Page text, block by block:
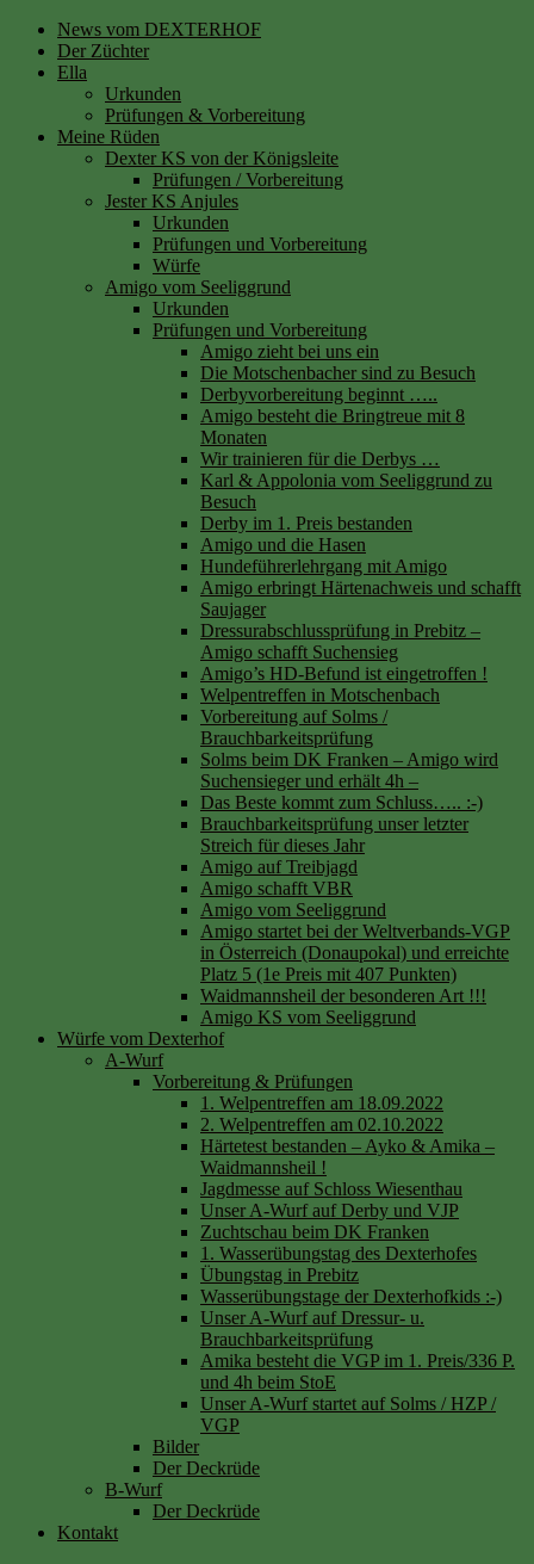
News vom DEXTERHOF
Der Züchter
Ella
Urkunden
Prüfungen & Vorbereitung
Meine Rüden
Dexter KS von der Königsleite
Prüfungen / Vorbereitung
Jester KS Anjules
Urkunden
Prüfungen und Vorbereitung
Würfe
Amigo vom Seeliggrund
Urkunden
Prüfungen und Vorbereitung
Amigo zieht bei uns ein
Die Motschenbacher sind zu Besuch
Derbyvorbereitung beginnt …..
Amigo besteht die Bringtreue mit 8
Monaten
Wir trainieren für die Derbys …
Karl & Appolonia vom Seeliggrund zu
Besuch
Derby im 1. Preis bestanden
Amigo und die Hasen
Hundeführerlehrgang mit Amigo
Amigo erbringt Härtenachweis und schafft
Saujager
Dressurabschlussprüfung in Prebitz –
Amigo schafft Suchensieg
Amigo’s HD-Befund ist eingetroffen !
Welpentreffen in Motschenbach
Vorbereitung auf Solms /
Brauchbarkeitsprüfung
Solms beim DK Franken – Amigo wird
Suchensieger und erhält 4h –
Das Beste kommt zum Schluss….. :-)
Brauchbarkeitsprüfung unser letzter
Streich für dieses Jahr
Amigo auf Treibjagd
Amigo schafft VBR
Amigo vom Seeliggrund
Amigo startet bei der Weltverbands-VGP
in Österreich (Donaupokal) und erreichte
Platz 5 (1e Preis mit 407 Punkten)
Waidmannsheil der besonderen Art !!!
Amigo KS vom Seeliggrund
Würfe vom Dexterhof
A-Wurf
Vorbereitung & Prüfungen
1. Welpentreffen am 18.09.2022
2. Welpentreffen am 02.10.2022
Härtetest bestanden – Ayko & Amika –
Waidmannsheil !
Jagdmesse auf Schloss Wiesenthau
Unser A-Wurf auf Derby und VJP
Zuchtschau beim DK Franken
1. Wasserübungstag des Dexterhofes
Übungstag in Prebitz
Wasserübungstage der Dexterhofkids :-)
Unser A-Wurf auf Dressur- u.
Brauchbarkeitsprüfung
Amika besteht die VGP im 1. Preis/336 P.
und 4h beim StoE
Unser A-Wurf startet auf Solms / HZP /
VGP
Bilder
Der Deckrüde
B-Wurf
Der Deckrüde
Kontakt